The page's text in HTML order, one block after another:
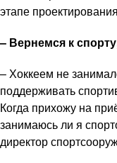
этапе
– Вернемся к
– Хоккеем не
поддерживать
Когда прихожу на
занимаюсь ли я
директор